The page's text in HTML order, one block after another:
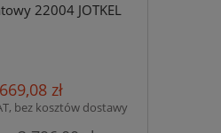
22004 JOTKEL
zł
bez kosztów dostawy